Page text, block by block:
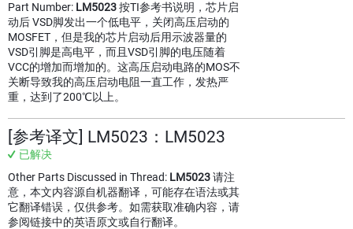
Part Number: LM5023按TI参考书说明，芯片启
动后 VSD脚发出一个低电平，关闭高压启动的
MOSFET，但是我的芯片启动后用示波器量的
VSD引脚是高电平，而且VSD引脚的电压随着
VCC的增加而增加的。这高压启动电路的MOS不
关断导致我的高压启动电阻一直工作，发热严
重，达到了200℃以上。
[参考译文] LM5023：LM5023
已解决
Other Parts Discussed in Thread: LM5023请注
意，本文内容源自机器翻译，可能存在语法或其
它翻译错误，仅供参考。如需获取准确内容，请
参阅链接中的英语原文或自行翻译。